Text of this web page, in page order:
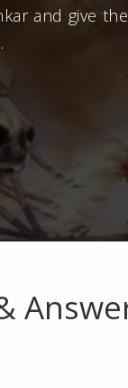
and give